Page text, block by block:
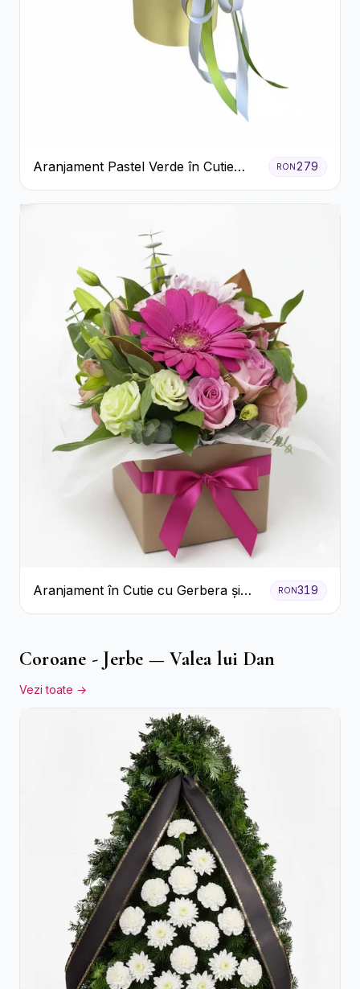
Aranjament Pastel Verde în Cutie
Galben Pal
RON279
Aranjament în Cutie cu Gerbera și
Trandafiri Roz
RON319
Coroane - Jerbe — Valea lui Dan
Vezi toate →